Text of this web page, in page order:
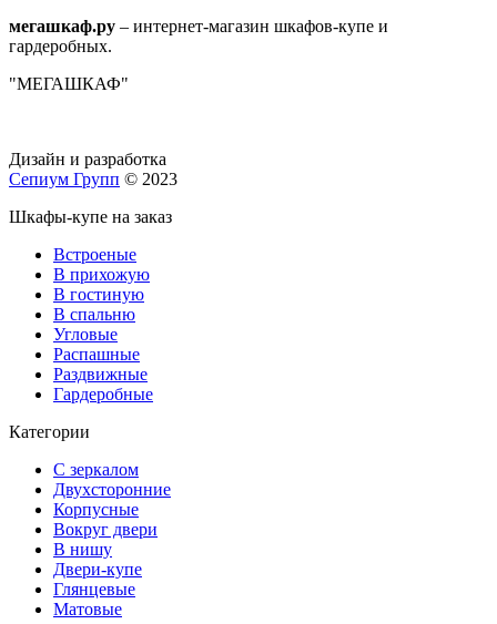
мегашкаф.ру – интернет-магазин шкафов-купе и
гардеробных.
"МЕГАШКАФ"
Дизайн и разработка
Сепиум Групп © 2023
Шкафы-купе на заказ
Встроеные
В прихожую
В гостиную
В спальню
Угловые
Распашные
Раздвижные
Гардеробные
Категории
С зеркалом
Двухсторонние
Корпусные
Вокруг двери
В нишу
Двери-купе
Глянцевые
Матовые